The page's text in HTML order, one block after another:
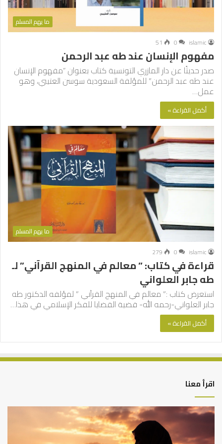
ما يهم المسلم
islamic
0
51
مفهوم الإنسان عند طه عبد الرحمن
صدر حديثًا عن دار المازري التونسية كتاب بعنوان “مفهوم الإنسان
عند طه عبد الرحمن” للمؤلفة السعودية سوسن العتيبي، وهو
عمل…
أكمل القراءة »
ما يهم المسلم
islamic
0
279
قراءة في كتاب: ” معالم في المنهج القرآني” لـ
طه جابر العلواني
استعرض كتاب :” معالم في المنهج القرآني ” لمؤلفه الدكتور طه
جابر العلواني-رحمه الله- قضية القضايا للفكر الإسلامي في هذا…
أكمل القراءة »
اقرأ معنا
أهم